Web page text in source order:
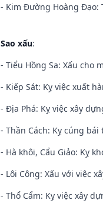
- Kim Đường Hoàng Đạo:
Sao xấu:
- Tiểu Hồng Sa: Xấu cho
- Kiếp Sát: Kỵ việc xuất
- Địa Phá: Kỵ việc xây
- Thần Cách: Kỵ cúng bái
- Hà khôi, Cẩu Giảo: Kỵ
- Lôi Công: Xấu với việc
- Thổ Cẩm: Kỵ việc xây